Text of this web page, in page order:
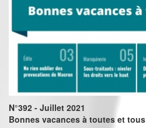
N°392 - Juillet 2021
Bonnes vacances à toutes et tous